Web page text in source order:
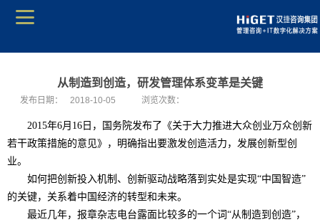
从制造到创造，研发管理体系变革是关键
发布日期： 2018-10-05 浏览次数：
2015年6月16日，国务院发布了《关于大力推进大众创业万众创新
若干政策措施的意见》，明确指出要激发创造活力，发展创新型创
业。
如何把创新投入机制、创新驱动战略落到实处是实现“中国智造”
的关键，关系着中国经济的转型和未来。
最近几年，报章杂志电台露面比较多的一个词“从制造到创造”，